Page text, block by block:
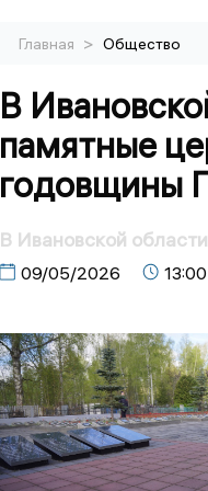
Главная > Общество
В
памятные
годовщины
В Ивановской
09/05/2026 13:00